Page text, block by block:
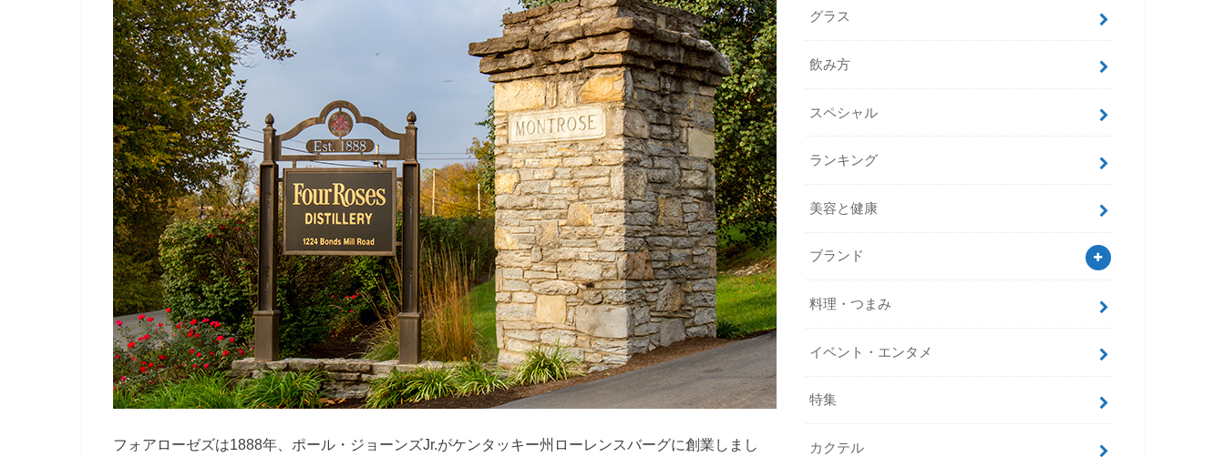
フォアローゼズは1888年、ポール・ジョーンズJr.がケンタッキー州ローレンスバーグに創業しまし
グラス
飲み方
スペシャル
ランキング
美容と健康
ブランド
料理・つまみ
イベント・エンタメ
特集
カクテル